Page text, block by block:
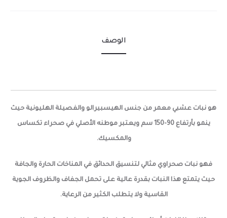
الوصف
هو نبات عشبي معمر من جنس الهيسبيرالو والفصيلة الهليونية حيث
ينمو بأرتفاع 90-150 سم ويعتبر موطنه الأصلي في صحراء تكساس
والمكسيك.
فهو نبات صحراوي مثالي لتنسيق الحدائق في المناخات الحارة والجافة
حيث يتمتع هذا النبات بقدرة عالية على تحمل الجفاف والظروف الجوية
القاسية ولا يتطلب الكثير من الرعاية.